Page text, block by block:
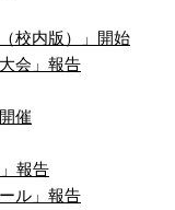
校内版）」開始
会」報告
催
報告
ル」報告